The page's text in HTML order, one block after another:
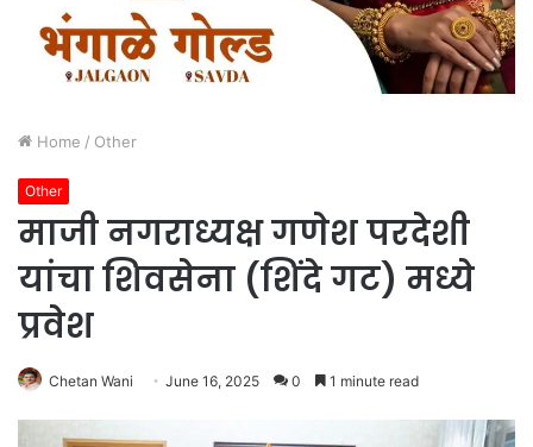
Home / Other
Other
माजी नगराध्यक्ष गणेश परदेशी
यांचा शिवसेना (शिंदे गट) मध्ये
प्रवेश
Chetan Wani June 16, 2025 0 1 minute read